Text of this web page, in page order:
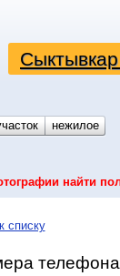
нежилое
найти
списку